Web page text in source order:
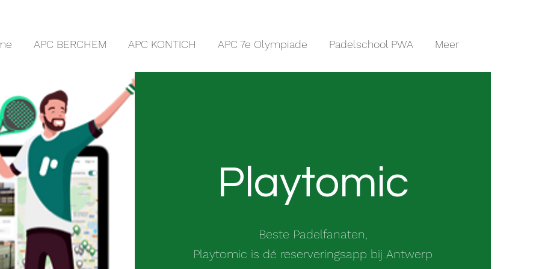
APC BERCHEM APC KONTICH APC 7e Olympiade Padelschool PWA Meer
Playtomic
Beste Padelfanaten,
Playtomic is dé reserveringsapp bij Antwerp